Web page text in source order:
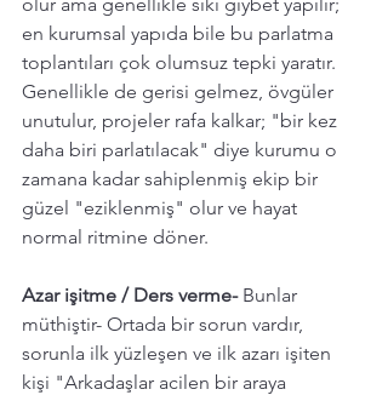
en kurumsal yapıda bile bu parlatma
toplantıları çok olumsuz tepki yaratır.
Genellikle de gerisi gelmez, övgüler
unutulur, projeler rafa kalkar; "bir kez
daha biri parlatılacak" diye kurumu o
zamana kadar sahiplenmiş ekip bir
güzel "eziklenmiş" olur ve hayat
normal ritmine döner.
Azar işitme / Ders verme- Bunlar
müthiştir- Ortada bir sorun vardır,
sorunla ilk yüzleşen ve ilk azarı işiten
kişi "Arkadaşlar acilen bir araya